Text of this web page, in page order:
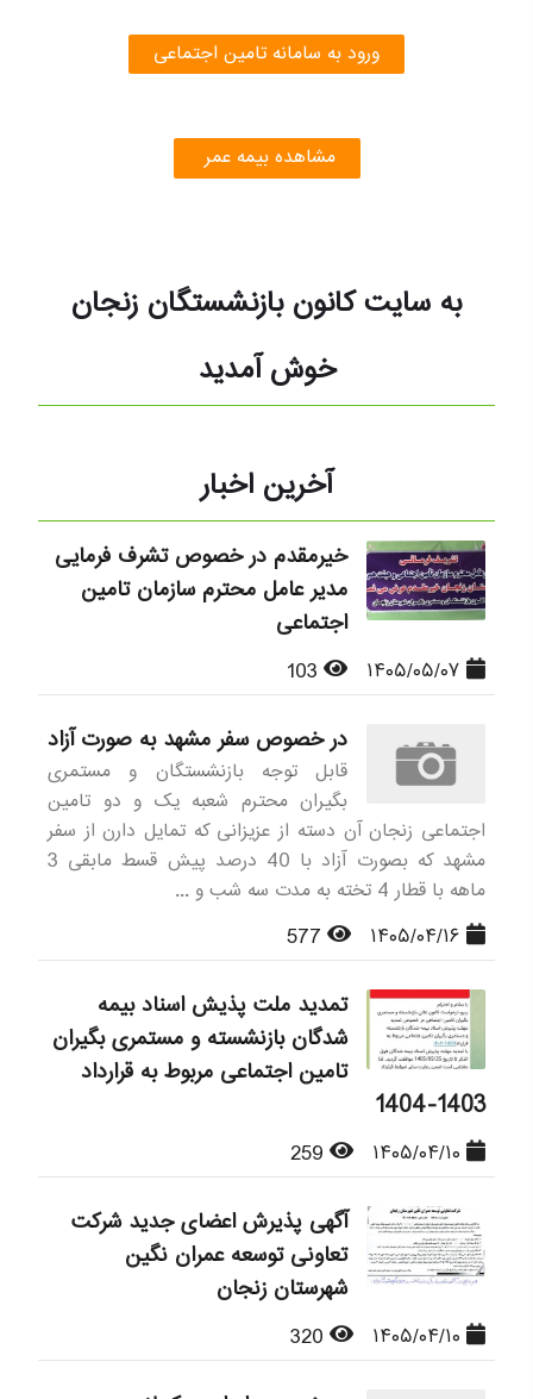
ورود به سامانه تامین اجتماعی
مشاهده بیمه عمر
به سایت کانون بازنشستگان زنجان
خوش آمدید
آخرین اخبار
خیرمقدم در خصوص تشرف فرمایی
مدیر عامل محترم سازمان تامین
اجتماعی
در خصوص سفر مشهد به صورت آزاد
قابل توجه بازنشستگان و مستمری
بگیران محترم شعبه یک و دو تامین
اجتماعی زنجان آن دسته از عزیزانی که تمایل دارن از سفر
مشهد که بصورت آزاد با 40 درصد پیش قسط مابقی 3
ماهه با قطار 4 تخته به مدت سه شب و ...
تمدید ملت پذیش اسناد بیمه
شدگان بازنشسته و مستمری بگیران
تامین اجتماعی مربوط به قرارداد
1403-1404
آگهی پذیرش اعضای جدید شرکت
تعاونی توسعه عمران نگین
شهرستان زنجان